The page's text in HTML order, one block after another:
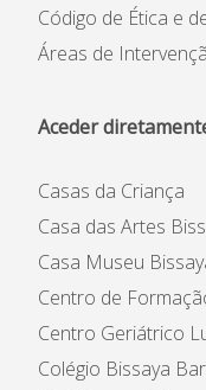
Código de Ética e
Áreas de
Aceder
Casas da Criança
Casa das Artes
Casa Museu
Centro de
Centro Geriátrico
Colégio Bissaya